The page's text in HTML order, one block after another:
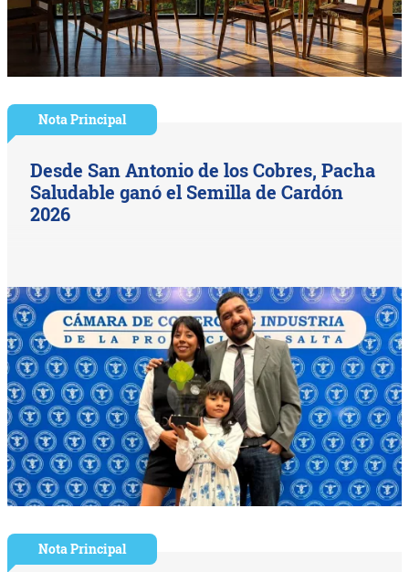
Nota Principal
Desde San Antonio de los Cobres, Pacha
Saludable ganó el Semilla de Cardón
2026
Nota Principal